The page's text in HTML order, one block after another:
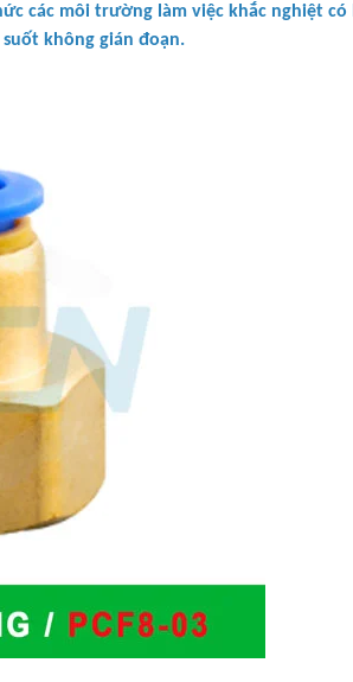
các môi trường làm việc khắc nghiệt
không gián đoạn.